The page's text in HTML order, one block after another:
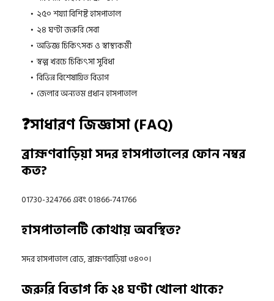
২৫০ শয্যা বিশিষ্ট হাসপাতাল
২৪ ঘণ্টা জরুরি সেবা
অভিজ্ঞ চিকিৎসক ও স্বাস্থ্যকর্মী
স্বল্প খরচে চিকিৎসা সুবিধা
বিভিন্ন বিশেষায়িত বিভাগ
জেলার অন্যতম প্রধান হাসপাতাল
❓সাধারণ জিজ্ঞাসা (FAQ)
ব্রাহ্মণবাড়িয়া সদর হাসপাতালের ফোন নম্বর
কত?
01730-324766 এবং 01866-741766
হাসপাতালটি কোথায় অবস্থিত?
সদর হাসপাতাল রোড, ব্রাহ্মণবাড়িয়া ৩৪০০।
জরুরি বিভাগ কি ২৪ ঘণ্টা খোলা থাকে?